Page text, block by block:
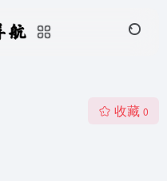
收藏 0